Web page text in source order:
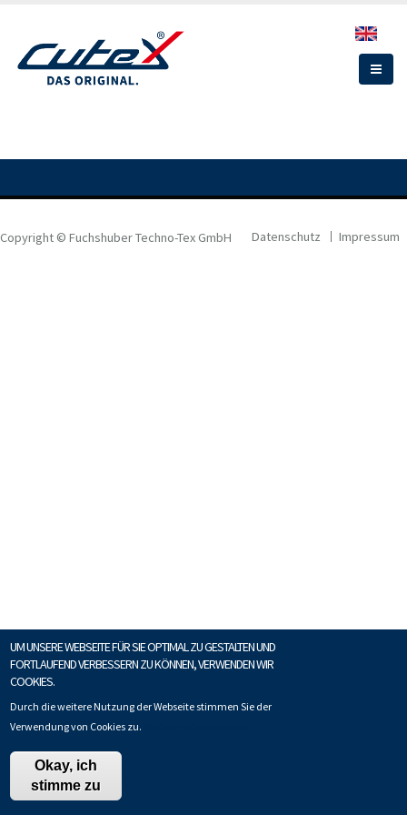
Inhalt
Copyright © Fuchshuber Techno-Tex GmbH Datenschutz Impressum
UM UNSERE WEBSEITE FÜR SIE OPTIMAL ZU GESTALTEN UND
FORTLAUFEND VERBESSERN ZU KÖNNEN, VERWENDEN WIR
COOKIES.
Durch die weitere Nutzung der Webseite stimmen Sie der
Verwendung von Cookies zu.
Okay, ich
stimme zu